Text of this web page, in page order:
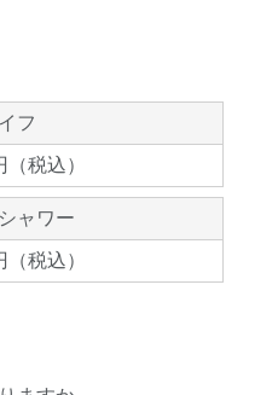
フ
税込）
ャワー
税込）